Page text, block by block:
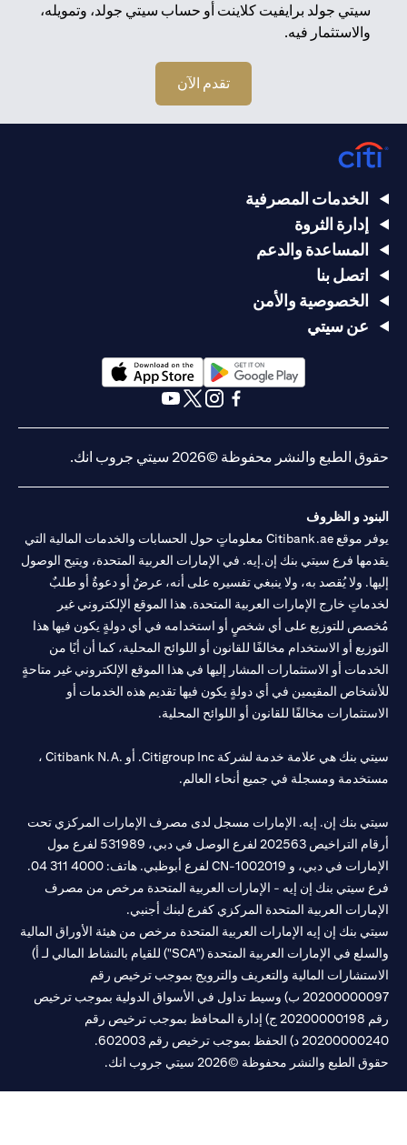
سيتي جولد برايفيت كلاينت أو حساب سيتي جولد، وتمويله،
والاستثمار فيه.
تقدم الآن
الخدمات المصرفية
إدارة الثروة
المساعدة والدعم
اتصل بنا
الخصوصية والأمن
عن سيتي
(opens in a new tab)
الطبع والنشر محفوظة ©2026 سيتي جروب انك.
و الظروف
يوفر موقع Citibank.ae معلوماتٍ حول الحسابات والخدمات المالية التي
فرع سيتي بنك إن.إيه. في الإمارات العربية المتحدة، ويتيح الوصول
ولا يُقصد به، ولا ينبغي تفسيره على أنه، عرضٌ أو دعوةٌ أو طلبٌ
خارج الإمارات العربية المتحدة. هذا الموقع الإلكتروني غير
للتوزيع على أي شخصٍ أو استخدامه في أي دولةٍ يكون فيها هذا
أو الاستخدام مخالفًا للقانون أو اللوائح المحلية، كما أن أيًا من
أو الاستثمارات المشار إليها في هذا الموقع الإلكتروني غير متاحةٍ
المقيمين في أي دولةٍ يكون فيها تقديم هذه الخدمات أو
مخالفًا للقانون أو اللوائح المحلية.
سيتي بنك هي علامة خدمة لشركة Citigroup Inc. أو .Citibank N.A ،
ومسجلة في جميع أنحاء العالم.
بنك إن. إيه. الإمارات مسجل لدى مصرف الإمارات المركزي تحت
أرقام التراخيص 202563 لفرع الوصل في دبي، 531989 لفرع مول
في دبي، وCN-1002019لفرع أبوظبي. هاتف: 4000 311 04.
سيتي بنك إن إيه - الإمارات العربية المتحدة مرخص من مصرف
العربية المتحدة المركزي كفرع لبنك أجنبي.
بنك إن إيه الإمارات العربية المتحدة مرخص من هيئة الأوراق المالية
والسلع في الإمارات العربية المتحدة ("SCA") للقيام بالنشاط المالي لـ أ)
المالية والتعريف والترويج بموجب ترخيص رقم
20200000097 ب) وسيط تداول في الأسواق الدولية بموجب ترخيص
رقم 20200000198 ج) إدارة المحافظ بموجب ترخيص رقم
د) الحفظ بموجب ترخيص رقم 602003.
الطبع والنشر محفوظة ©2026 سيتي جروب انك.